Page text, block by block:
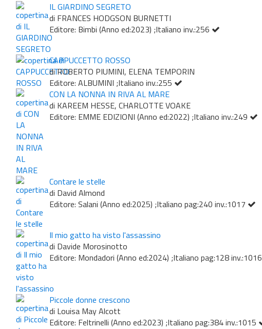
IL GIARDINO SEGRETO
di FRANCES HODGSON BURNETTI
Editore: Bimbi (Anno ed:2023) ;Italiano inv.:256
CAPPUCCETTO ROSSO
di ROBERTO PIUMINI, ELENA TEMPORIN
Editore: ALBUMINI ;Italiano inv.:255
CON LA NONNA IN RIVA AL MARE
di KAREEM HESSE, CHARLOTTE VOAKE
Editore: EMME EDIZIONI (Anno ed:2022) ;Italiano inv.:249
Contare le stelle
di David Almond
Editore: Salani (Anno ed:2025) ;Italiano pag:240 inv.:1017
Il mio gatto ha visto l'assassino
di Davide Morosinotto
Editore: Mondadori (Anno ed:2024) ;Italiano pag:128 inv.:1016
Piccole donne crescono
di Louisa May Alcott
Editore: Feltrinelli (Anno ed:2023) ;Italiano pag:384 inv.:1015